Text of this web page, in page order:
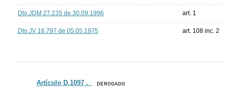
Dto.JDM 27.235 de 30.09.1996 art. 1
Dto.JV 16.797 de 05.05.1975 art. 108 inc. 2
Artículo D.1097 ._ DEROGADO